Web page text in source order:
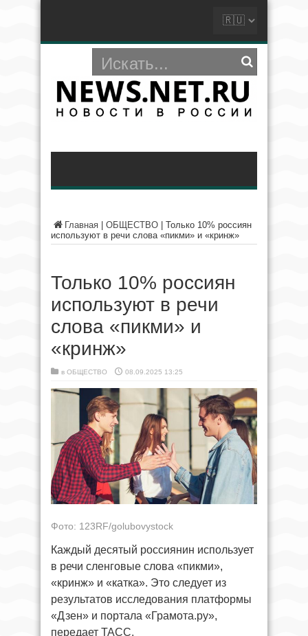
Главная ОБЩЕСТВО
Только 10% россиян
используют в речи слова «пикми» и «кринж»
Только 10% россиян
используют в речи
слова «пикми» и
«кринж»
в ОБЩЕСТВО 08.09.2025 13:25
Фото: 123RF/golubovystock
Каждый десятый россиянин использует
в речи сленговые слова «пикми»,
«кринж» и «катка». Это следует из
результатов исследования платформы
«Дзен» и портала «Грамота.ру»,
передает ТАСС.